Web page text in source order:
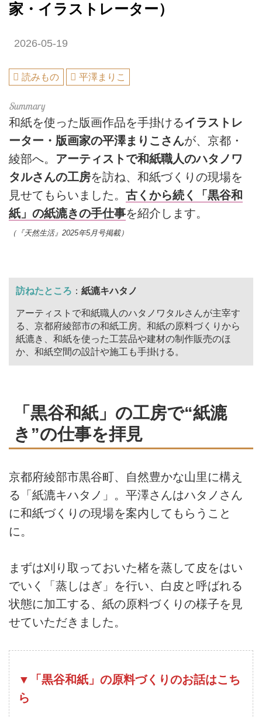
家・イラストレーター）
2026-05-19
読みもの 平澤まりこ
和紙を使った版画作品を手掛けるイラストレ
ーター・版画家の平澤まりこさんが、京都・
綾部へ。 アーティストで和紙職人のハタノワ
タルさんの工房を訪ね、和紙づくりの現場を
見せてもらいました。 古くから続く「黒谷和
紙」の紙漉きの手仕事を紹介します。
（『天然生活』2025年5月号掲載）
訪ねたところ ： 紙漉キハタノ
アーティストで和紙職人のハタノワタルさんが主宰す
る、京都府綾部市の和紙工房。和紙の原料づくりから
紙漉き、和紙を使った工芸品や建材の制作販売のほ
か、和紙空間の設計や施工も手掛ける。
「黒谷和紙」の工房で“紙漉
き”の仕事を拝見
京都府綾部市黒谷町、自然豊かな山里に構え
る「紙漉キハタノ」。平澤さんはハタノさん
に和紙づくりの現場を案内してもらうこと
に。
まずは刈り取っておいた楮を蒸して皮をはい
でいく「蒸しはぎ」を行い、白皮と呼ばれる
状態に加工する、紙の原料づくりの様子を見
せていただきました。
▼「黒谷和紙」の原料づくりのお話はこち
ら